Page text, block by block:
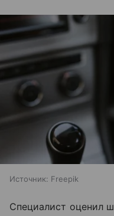
Источник: Freepik
Специалист оценил